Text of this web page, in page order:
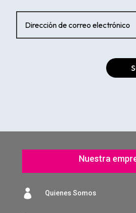
Nuestra
 Quienes Somos